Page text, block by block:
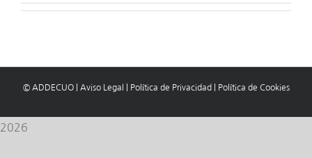
© ADDECUO Aviso Legal Política de Privacidad Política de Cookies
2026